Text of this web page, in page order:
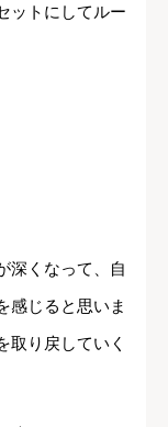
ットにしてルー
深くなって、自
感じると思いま
取り戻していく